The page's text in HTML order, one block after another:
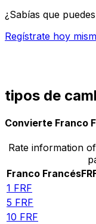
¿Sabías que
Regístrate hoy
tipos de
Convierte Franco
Rate information
Franco Francés
1 FRF
5 FRF
10 FRF